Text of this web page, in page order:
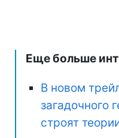
Еще больше
В новом
загадочного
строят